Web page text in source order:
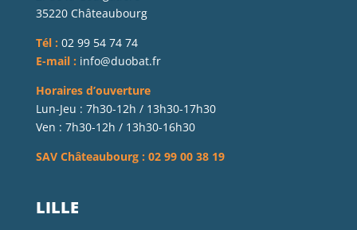
35220 Châteaubourg
Tél : 02 99 54 74 74
E-mail : info@duobat.fr
Horaires d’ouverture
Lun-Jeu : 7h30-12h / 13h30-17h30
Ven : 7h30-12h / 13h30-16h30
SAV Châteaubourg : 02 99 00 38 19
LILLE